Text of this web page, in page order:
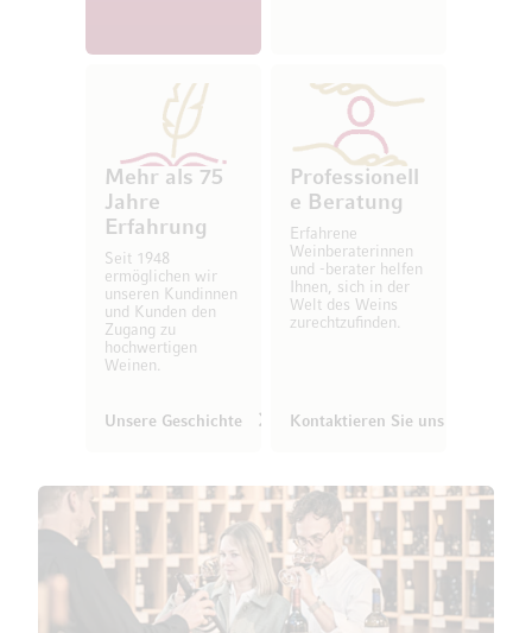
Mehr als 75
Jahre
Erfahrung
Seit 1948
ermöglichen wir
unseren Kundinnen
und Kunden den
Zugang zu
hochwertigen
Weinen.
Unsere Geschichte
Professionell
e Beratung
Erfahrene
Weinberaterinnen
und -berater helfen
Ihnen, sich in der
Welt des Weins
zurechtzufinden.
Kontaktieren Sie uns